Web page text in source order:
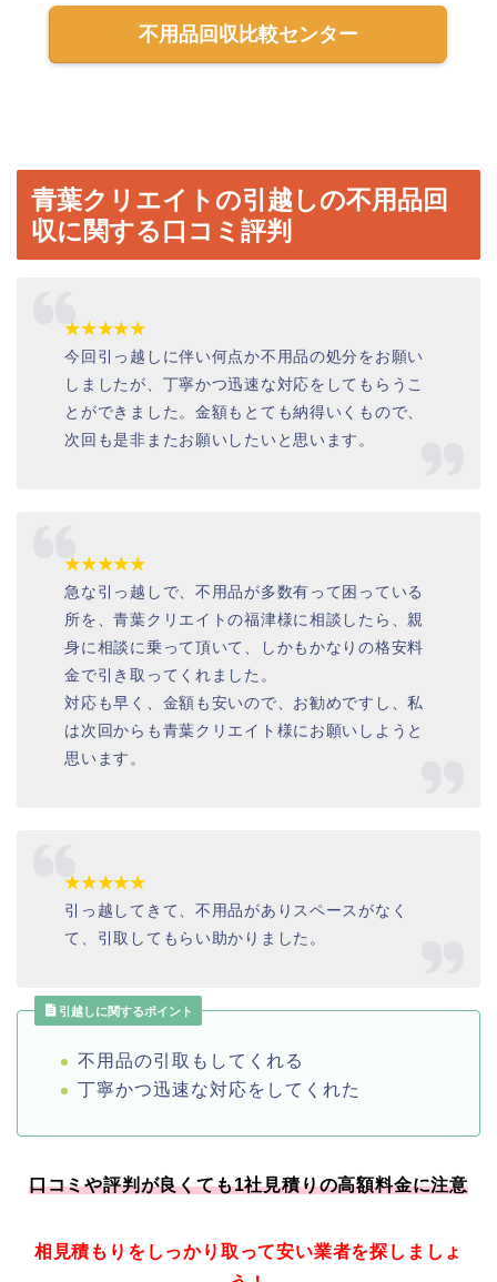
不用品回収比較センター
青葉クリエイトの引越しの不用品回
収に関する口コミ評判
★★★★★
今回引っ越しに伴い何点か不用品の処分をお願い
しましたが、丁寧かつ迅速な対応をしてもらうこ
とができました。金額もとても納得いくもので、
次回も是非またお願いしたいと思います。
★★★★★
急な引っ越しで、不用品が多数有って困っている
所を、青葉クリエイトの福津様に相談したら、親
身に相談に乗って頂いて、しかもかなりの格安料
金で引き取ってくれました。
対応も早く、金額も安いので、お勧めですし、私
は次回からも青葉クリエイト様にお願いしようと
思います。
★★★★★
引っ越してきて、不用品がありスペースがなく
て、引取してもらい助かりました。
引越しに関するポイント
不用品の引取もしてくれる
丁寧かつ迅速な対応をしてくれた
口コミや評判が良くても1社見積りの高額料金に注意
相見積もりをしっかり取って安い業者を探しましょ